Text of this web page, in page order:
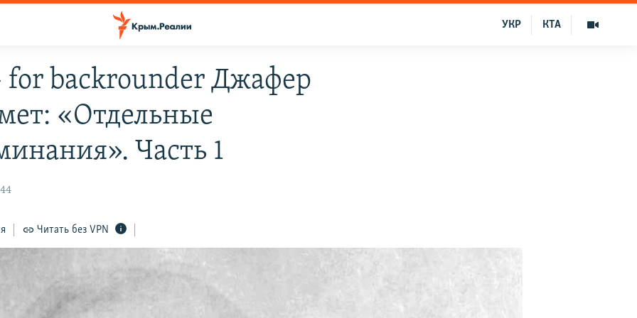
КТА
УКР
for backrounder Джафер
«Отдельные
Часть 1
Читать без VPN